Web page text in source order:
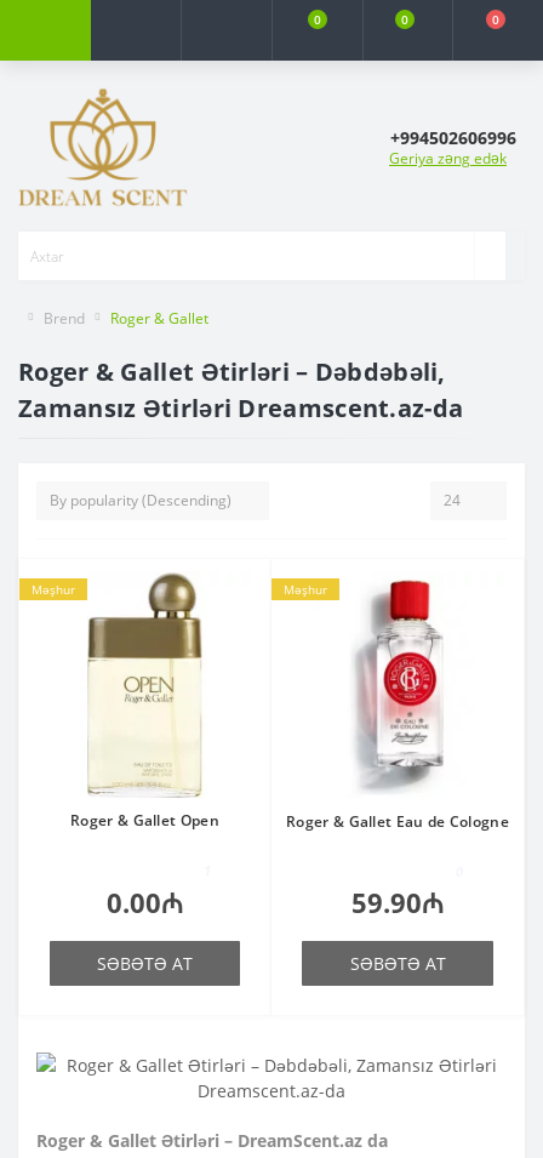
0 0 0
+994502606996
Geriya zəng edək
Brend Roger & Gallet
Roger & Gallet Ətirləri – Dəbdəbəli,
Zamansız Ətirləri Dreamscent.az-da
Məşhur
Roger & Gallet Open
0.00₼
SƏBƏTƏ AT
Məşhur
Roger & Gallet Eau de Cologne
59.90₼
SƏBƏTƏ AT
Roger & Gallet Ətirləri – DreamScent.az da